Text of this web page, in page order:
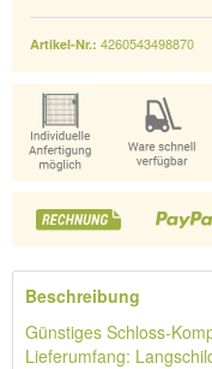
Artikel-Nr.: 4260543498870
Beschreibung
Günstiges Schloss-
Lieferumfang: